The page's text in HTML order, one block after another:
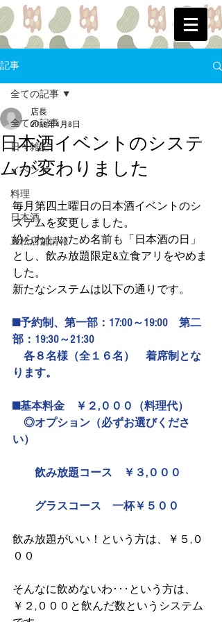
記事
全ての記事
日々雑記
イベント
料理
日本酒
豆松店舗情報
全ての記事
日本酒イベントのシステ
ムが変わりました
店長
2019年4月8日
毎月第四土曜日の日本酒イベントのシ
ステムを変更しました。
紛らわしいため名前も「日本酒の日」
とし、飲み放題限定&立食アリをやめま
した。
新たなシステムは以下の通りです。
■予約制、第一部：17:00～19:00　第二
部：19:30～21:30
各８名様（全１６名）　着席制とな
ります。
■基本料金　￥２,０００（料理代）
◎オプション（必ずお選びくださ
い）
飲み放題コース　￥３,０００
グラスコース　一杯￥５００
飲み放題がいい！という方は、￥５,０
００
そんなに飲めないわ･･･という方は、
￥２,０００と飲んだ数というシステム